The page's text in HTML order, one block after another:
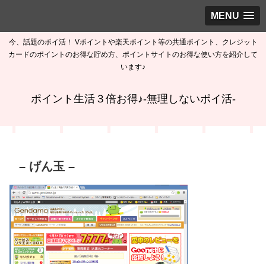
MENU
今、話題のポイ活！ Vポイントや楽天ポイント等の共通ポイント、クレジット
カードのポイントのお得な貯め方、ポイントサイトのお得な使い方を紹介して
います♪
ポイント生活３倍お得♪-無理しないポイ活-
– げん玉 –